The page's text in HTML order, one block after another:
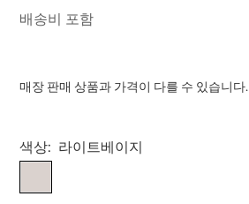
배송비 포함
매장 판매 상품과 가격이 다를 수 있습니다.
Select product
색상: 라이트베이지